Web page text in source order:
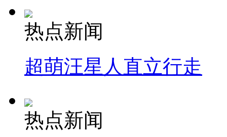
热点新闻
超萌汪星人直立行走
热点新闻